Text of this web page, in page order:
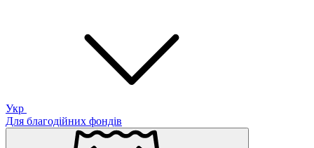
Укр
Для благодійних фондів